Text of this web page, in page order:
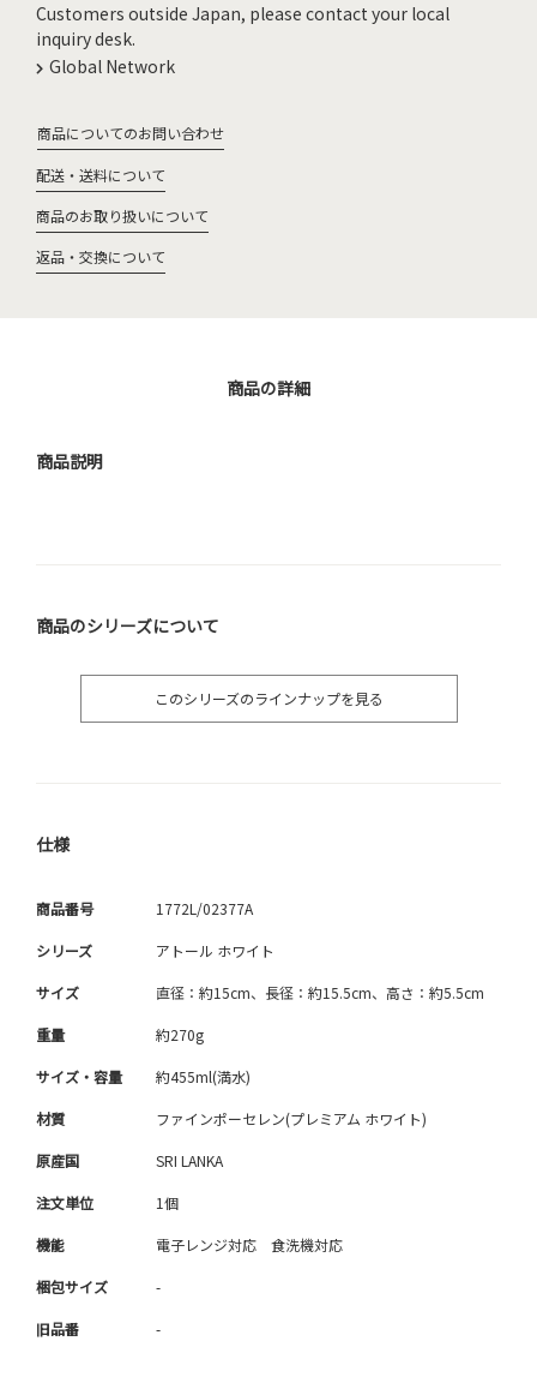
Customers outside Japan, please contact your local
inquiry desk.
Global Network
商品についてのお問い合わせ
配送・送料について
商品のお取り扱いについて
返品・交換について
商品の詳細
商品説明
商品のシリーズについて
このシリーズのラインナップを見る
仕様
商品番号 1772L/02377A
シリーズ アトール ホワイト
サイズ 直径：約15cm、長径：約15.5cm、高さ：約5.5cm
重量 約270g
サイズ・容量 約455ml(満水)
材質 ファインポーセレン(プレミアム ホワイト)
原産国 SRI LANKA
注文単位 1個
機能 電子レンジ対応 食洗機対応
梱包サイズ -
旧品番 -